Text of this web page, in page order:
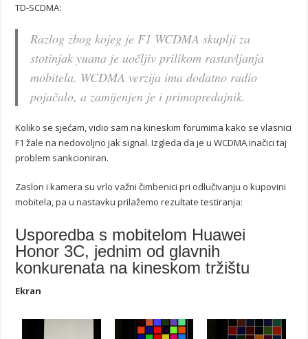
TD-SCDMA:
Razlog zbog kojeg je F1 WCDMA skuplji za
stotinjak yuana je uočljiv prilikom rastavljanja
mobitela. WCDMA verzija ima dodatno radio
pojačalo, a zamijenjen je i primopredajnik.
Koliko se sjećam, vidio sam na kineskim forumima kako se vlasnici
F1žale na nedovoljno jak signal. Izgleda da je u WCDMA inačici taj
problem sankcioniran.
Zaslon i kamera su vrlo važni čimbenici pri odlučivanju o kupovini
mobitela, pa u nastavku prilažemo rezultate testiranja:
Usporedba s mobitelom Huawei
Honor 3C, jednim od glavnih
konkurenata na kineskom tržištu
Ekran